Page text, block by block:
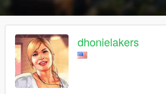
dhonielakers